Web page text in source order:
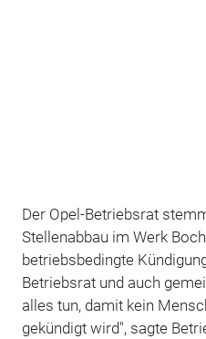
Der Opel-Betriebsrat
Stellenabbau im Werk
betriebsbedingte
Betriebsrat und auch
alles tun, damit kein
gekündigt wird", sagte